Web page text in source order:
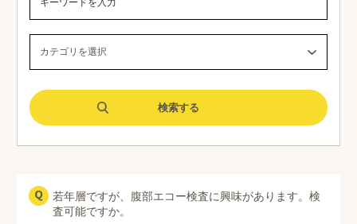
若年層ですが、腹部エコー検査に興味があります。検
査可能ですか。